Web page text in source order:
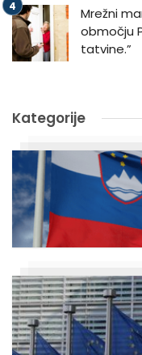
Mrežni
območju
tatvine.”
Kategorije